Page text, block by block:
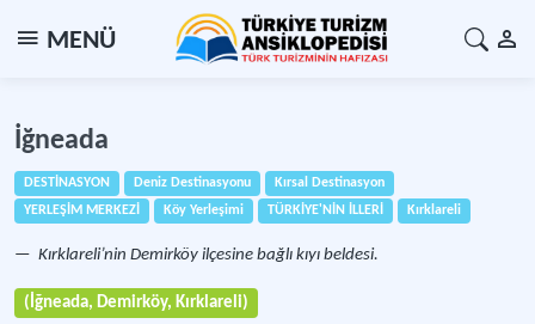
MENÜ
İğneada
DESTİNASYON Deniz Destinasyonu
Kırsal Destinasyon
YERLEŞİM MERKEZİ
Köy Yerleşimi TÜRKİYE'NİN İLLERİ Kırklareli
Kırklareli’nin Demirköy ilçesine bağlı kıyı beldesi.
(İğneada, Demirköy, Kırklareli)